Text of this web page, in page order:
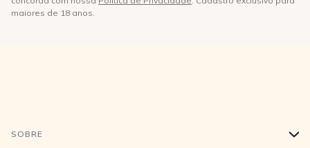
maiores de 18 anos.
SOBRE +